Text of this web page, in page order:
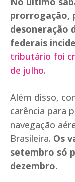
prorrogação,
desoneração
federais
tributário foi
de julho.
Além disso,
carência para
navegação
Brasileira. Os
setembro só
dezembro.